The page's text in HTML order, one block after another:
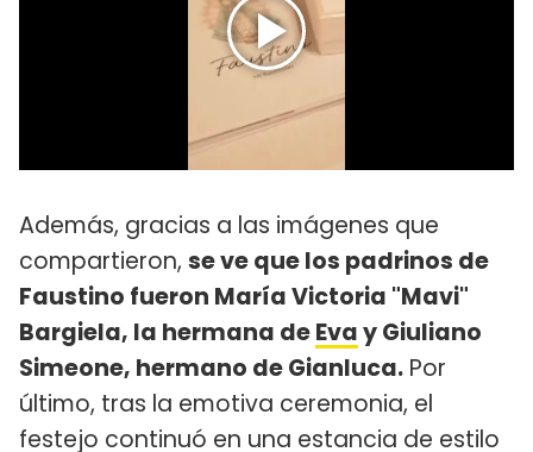
Además, gracias a las imágenes que
compartieron, se ve que los padrinos de
Faustino fueron María Victoria "Mavi"
Bargiela, la hermana deEvay Giuliano
Simeone, hermano de Gianluca. Por
último, tras la emotiva ceremonia, el
festejo continuó en una estancia de estilo